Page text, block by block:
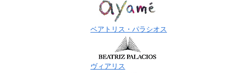
ベアトリス・パラシオス
ヴィアリス